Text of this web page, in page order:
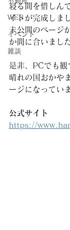
WEB
イベント
雑談
寝る間を惜しん
イトが完成しま
未公開のページ
か間に合いまし
是非、PCでも観
晴れの国おかや
ージになってい
公式サイト
https://